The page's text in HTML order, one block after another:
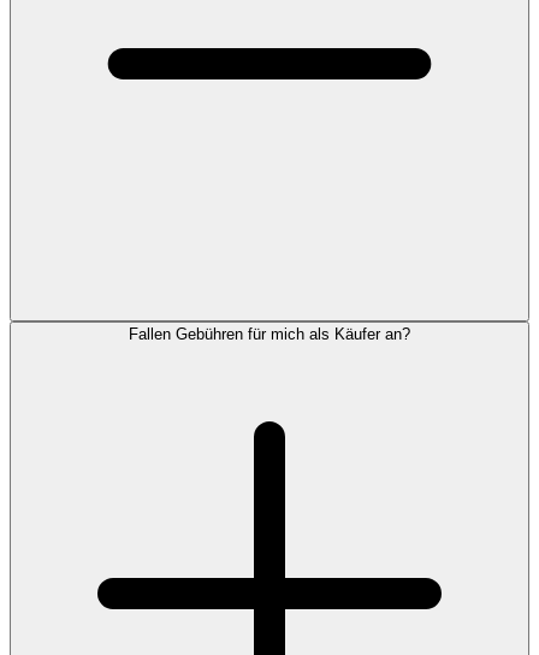
Fallen Gebühren für mich als Käufer an?